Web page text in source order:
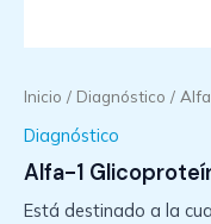
Inicio / Diagnóstico /
Diagnóstico
Alfa-1
Está destinado a la